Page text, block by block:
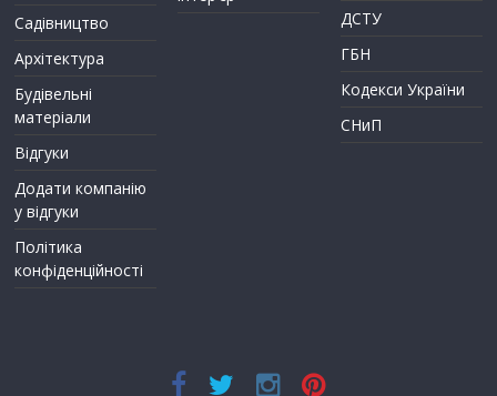
Садівництво
Архітектура
Будівельні
матеріали
Відгуки
Додати компанію
у відгуки
Політика
конфіденційності
ДСТУ
ГБН
Кодекси України
СНиП